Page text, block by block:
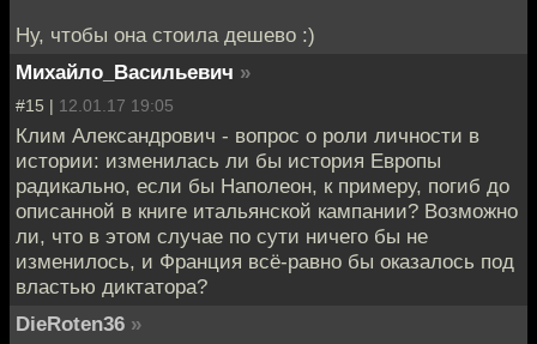
Ну, чтобы она стоила дешево :)
Михайло_Васильевич »
#15 | 12.01.17 19:05
Клим Александрович - вопрос о роли личности в
истории: изменилась ли бы история Европы
радикально, если бы Наполеон, к примеру, погиб до
описанной в книге итальянской кампании? Возможно
ли, что в этом случае по сути ничего бы не
изменилось, и Франция всё-равно бы оказалось под
властью диктатора?
DieRoten36 »